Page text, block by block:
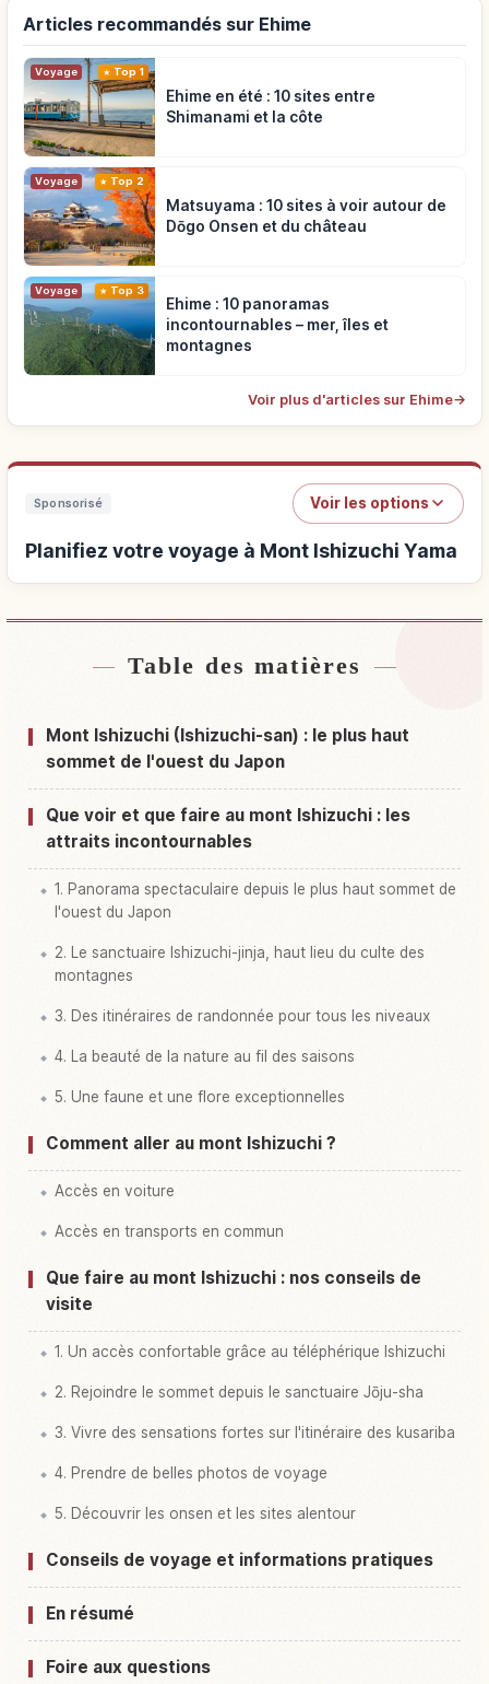
Articles recommandés sur Ehime
Voyage Top 1
Ehime en été : 10 sites entre
Shimanami et la côte
Voyage Top 2
Matsuyama : 10 sites à voir autour de
Dōgo Onsen et du château
Voyage Top 3
Ehime : 10 panoramas
incontournables – mer, îles et
montagnes
Voir plus d'articles sur Ehime→
Sponsorisé Voir les options
Planifiez votre voyage à Mont Ishizuchi Yama
Hébergements près de Mont Ishizuchi Yama
Activités à Mont Ishizuchi Yama↗
Table des matières
Mont Ishizuchi (Ishizuchi-san) : le plus haut
sommet de l'ouest du Japon
Que voir et que faire au mont Ishizuchi : les
attraits incontournables
1. Panorama spectaculaire depuis le plus haut sommet de
l'ouest du Japon
2. Le sanctuaire Ishizuchi-jinja, haut lieu du culte des
montagnes
3. Des itinéraires de randonnée pour tous les niveaux
4. La beauté de la nature au fil des saisons
5. Une faune et une flore exceptionnelles
Comment aller au mont Ishizuchi ?
Accès en voiture
Accès en transports en commun
Que faire au mont Ishizuchi : nos conseils de
visite
1. Un accès confortable grâce au téléphérique Ishizuchi
2. Rejoindre le sommet depuis le sanctuaire Jōju-sha
3. Vivre des sensations fortes sur l'itinéraire des kusariba
4. Prendre de belles photos de voyage
5. Découvrir les onsen et les sites alentour
Conseils de voyage et informations pratiques
En résumé
Foire aux questions